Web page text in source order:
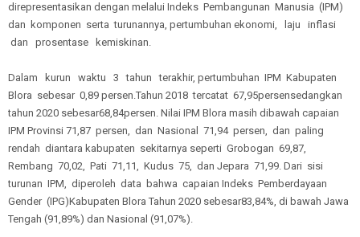
direpresentasikan dengan melalui Indeks Pembangunan Manusia (IPM)
dan komponen serta turunannya, pertumbuhan ekonomi, laju inflasi
dan prosentase kemiskinan.
Dalam kurun waktu 3 tahun terakhir, pertumbuhan IPM Kabupaten
Blora sebesar 0,89 persen.Tahun 2018 tercatat 67,95persensedangkan
tahun 2020 sebesar68,84persen. Nilai IPM Blora masih dibawah capaian
IPM Provinsi 71,87 persen, dan Nasional 71,94 persen, dan paling
rendah diantara kabupaten sekitarnya seperti Grobogan 69,87,
Rembang 70,02, Pati 71,11, Kudus 75, dan Jepara 71,99. Dari sisi
turunan IPM, diperoleh data bahwa capaian Indeks Pemberdayaan
Gender (IPG)Kabupaten Blora Tahun 2020 sebesar83,84%, di bawah Jawa
Tengah (91,89%) dan Nasional (91,07%).